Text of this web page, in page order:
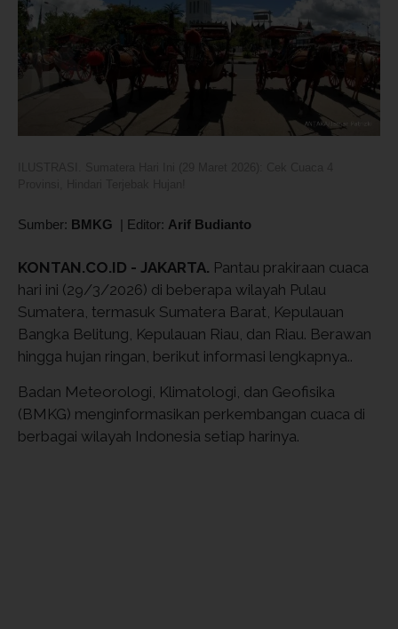
Sumber: BMKG | Editor: Arif Budianto
KONTAN.CO.ID - JAKARTA. Pantau prakiraan cuaca
hari ini (29/3/2026) di beberapa wilayah Pulau
Sumatera, termasuk Sumatera Barat, Kepulauan
Bangka Belitung, Kepulauan Riau, dan Riau. Berawan
hingga hujan ringan, berikut informasi lengkapnya..
Badan Meteorologi, Klimatologi, dan Geofisika
(BMKG) menginformasikan perkembangan cuaca di
berbagai wilayah Indonesia setiap harinya.